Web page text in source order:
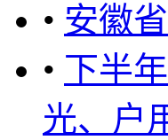
• 安徽
• 下半
光、户